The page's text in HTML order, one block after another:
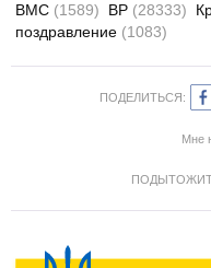
ВМС (1589) ВР (28333)
поздравление (1083)
ПОДЕЛИТЬСЯ:
Мне